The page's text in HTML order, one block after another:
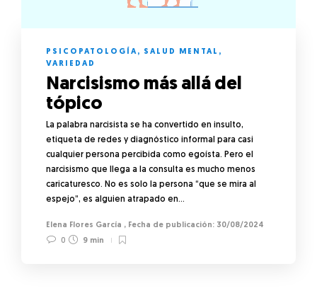
PSICOPATOLOGÍA, SALUD MENTAL ,
VARIEDAD
Narcisismo más allá del
tópico
La palabra narcisista se ha convertido en insulto,
etiqueta de redes y diagnóstico informal para casi
cualquier persona percibida como egoísta. Pero el
narcisismo que llega a la consulta es mucho menos
caricaturesco. No es solo la persona “que se mira al
espejo”, es alguien atrapado en…
Elena Flores García ,
30/08/2024
0
9 min